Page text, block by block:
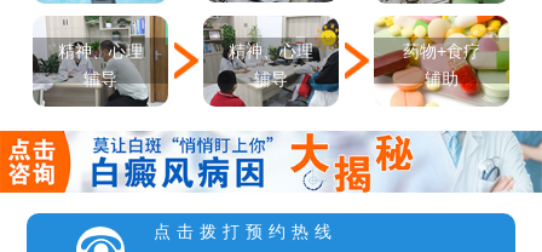
精神、心理
辅导
精神、心理
辅导
药物+食疗
辅助
点击拨打预约热线